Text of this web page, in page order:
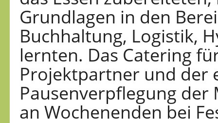
Grundlagen in den
Buchhaltung, Logistik,
lernten. Das Catering
Projektpartner und der
Pausenverpflegung
an Wochenenden bei